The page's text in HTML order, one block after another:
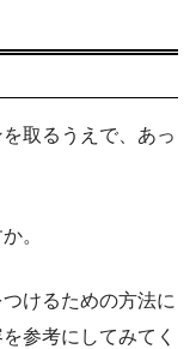
取るうえで、あっ
。
けるための方法に
参考にしてみてく